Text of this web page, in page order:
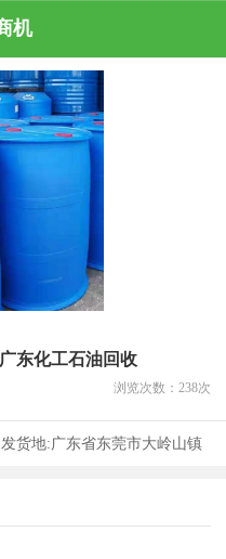
机
东化工石油回收
浏览次数： 238次
发货地:广东省东莞市大岭山镇